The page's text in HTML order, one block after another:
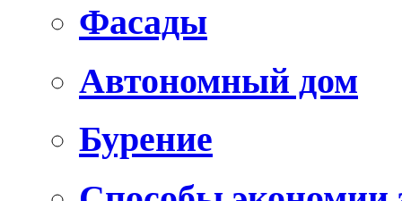
Фасады
Автономный дом
Бурение